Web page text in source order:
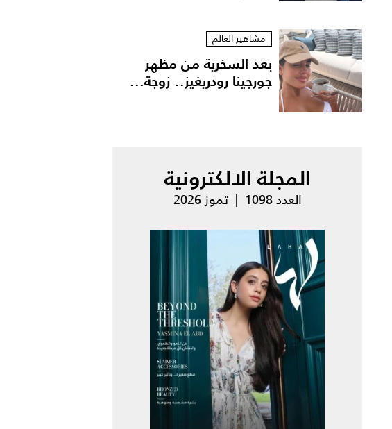
مشاهير العالم
بعد السخرية من مظهر
جورجينا رودريغيز.. زوجة...
المجلة الالكترونية
العدد 1098 | تموز 2026